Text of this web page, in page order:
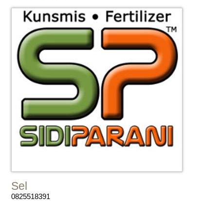
Sel
0825518391